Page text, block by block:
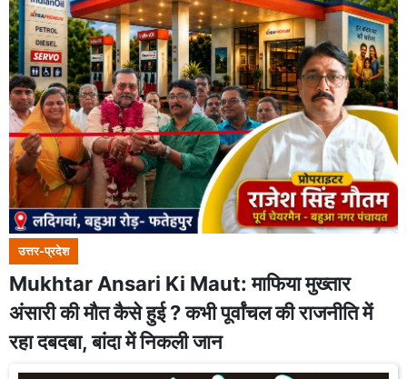
उत्तर-प्रदेश
Mukhtar Ansari Ki Maut: माफिया मुख्तार
अंसारी की मौत कैसे हुई ? कभी पूर्वांचल की राजनीति में
रहा दबदबा, बांदा में निकली जान